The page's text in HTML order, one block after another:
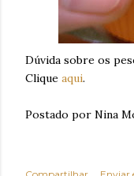
Dúvida sobre os
Clique aqui.
Postado por Nina